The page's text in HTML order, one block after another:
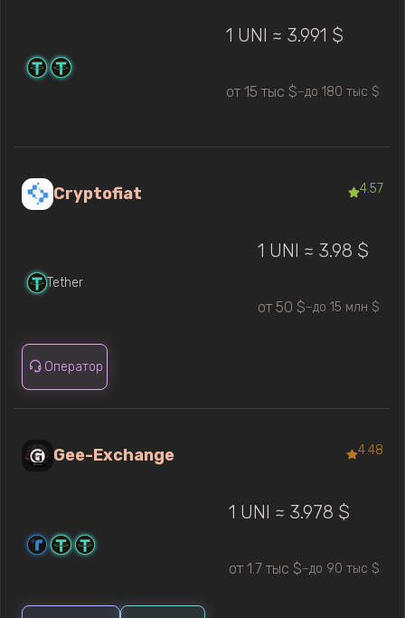
1 UNI ≈ 3.991 $
от 15 тыс $—до 180 тыс $
Cryptofiat 4.57
Tether
1 UNI ≈ 3.98 $
от 50 $—до 15 млн $
Оператор
Gee-Exchange 4.48
1 UNI ≈ 3.978 $
от 1.7 тыс $—до 90 тыс $